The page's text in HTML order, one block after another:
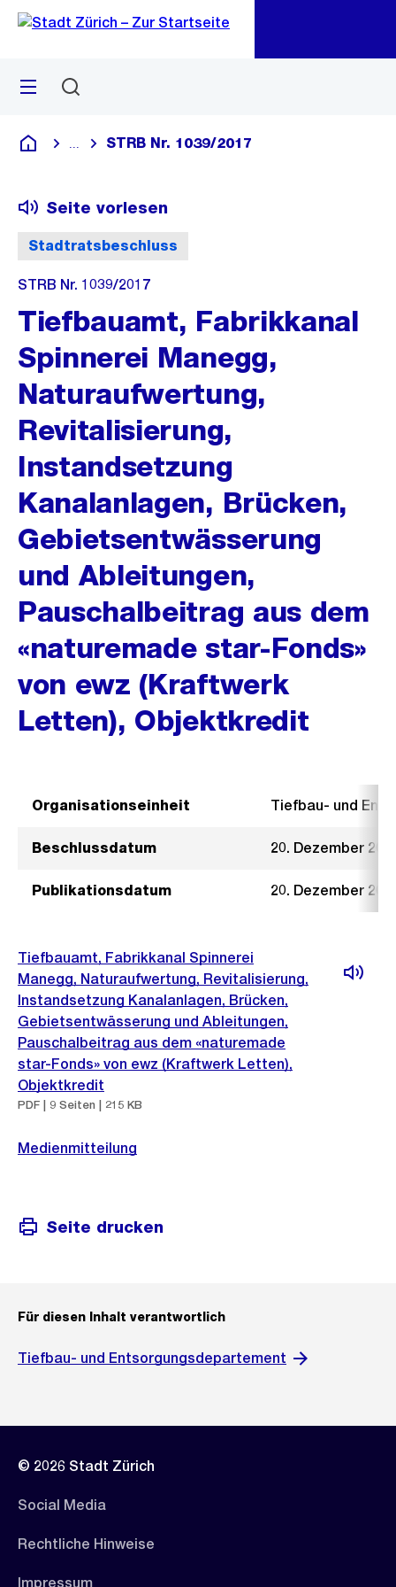
Navigation
Sprunglink
Menü
Deutsch
Blende alle Breadcrumbs ein
STRB Nr. 1039/2017
Stadtratsbeschluss
Seite vorlesen
STRB Nr. 1039/2017
Tiefbauamt, Fabrikkanal
Spinnerei Manegg,
Naturaufwertung,
Revitalisierung,
Instandsetzung
Kanalanlagen, Brücken,
Gebietsentwässerung
und Ableitungen,
Pauschalbeitrag aus dem
«naturemade star-Fonds»
von ewz (Kraftwerk
Letten), Objektkredit
Organisationseinheit Tiefbau- und
Beschlussdatum 20. Dezember
Publikationsdatum 20. Dezember
Tiefbauamt, Fabrikkanal Spinnerei
Manegg, Naturaufwertung, Revitalisierung,
Instandsetzung Kanalanlagen, Brücken,
Gebietsentwässerung und Ableitungen,
Pauschalbeitrag aus dem «naturemade
star-Fonds» von ewz (Kraftwerk Letten),
Objektkredit
PDF | 9 Seiten | 215 KB
Medienmitteilung
Seite drucken
Für diesen Inhalt verantwortlich
Tiefbau- und Entsorgungsdepartement
© 2026 Stadt Zürich
Social Media
Rechtliche Hinweise
Impressum